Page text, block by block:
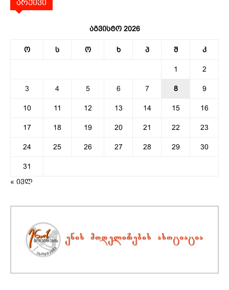
არქივი
აგვისტო 2026
ო ს ო ხ პ შ კ
1 2
3 4 5 6 7 8 9
10 11 12 13 14 15 16
17 18 19 20 21 22 23
24 25 26 27 28 29 30
31
« ივლ